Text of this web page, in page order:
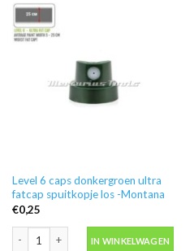
Level 6 caps donkergroen ultra
fatcap spuitkopje los -Montana
€0,25
IN WINKELWAGEN